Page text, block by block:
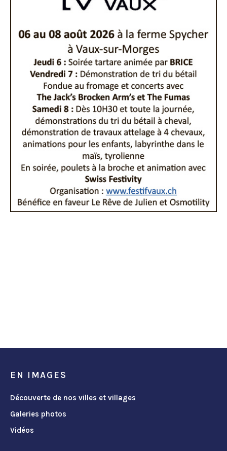
EN IMAGES
Découverte de nos villes et villages
Galeries photos
Vidéos